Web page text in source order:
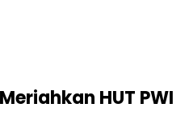
HUT PWI